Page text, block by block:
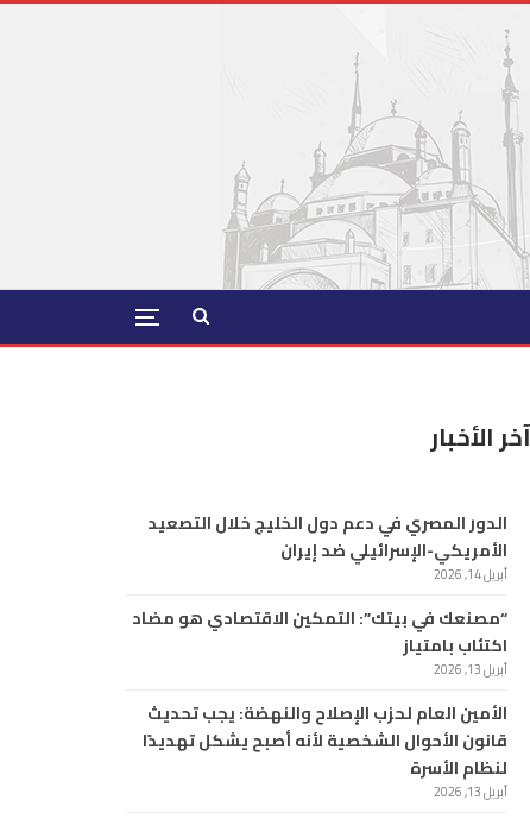
آخر الأخبار
الدور المصري في دعم دول الخليج خلال التصعيد
الأمريكي-الإسرائيلي ضد إيران
أبريل 14, 2026
“مصنعك في بيتك”: التمكين الاقتصادي هو مضاد
اكتئاب بامتياز
أبريل 13, 2026
الأمين العام لحزب الإصلاح والنهضة: يجب تحديث
قانون الأحوال الشخصية لأنه أصبح يشكل تهديدًا
لنظام الأسرة
أبريل 13, 2026